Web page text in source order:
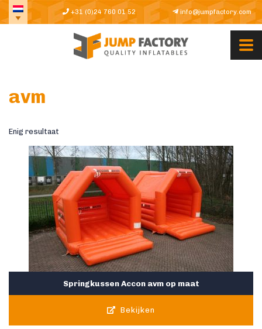
+31 (0)24 760 01 52 info@jumpfactory.com
avm
Enig resultaat
Springkussen Accon avm op maat
Bekijken